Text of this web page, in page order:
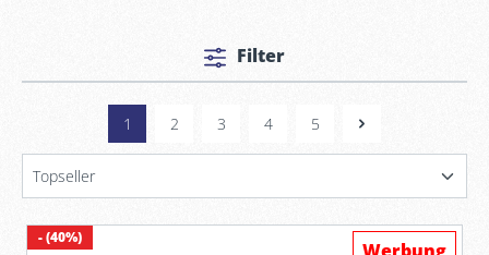
Filter
1 2 3 4 5
- (40%)